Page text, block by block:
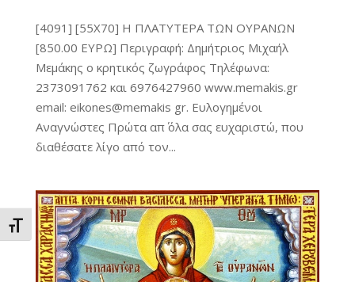
Εναλλαγή Μεγέθους Γραμμάτων
[4091] [55Χ70] Η ΠΛΑΤΥΤΕΡΑ ΤΩΝ ΟΥΡΑΝΩΝ
[850.00 ΕΥΡΩ] Περιγραφή: Δημήτριος Μιχαήλ
Μεμάκης ο κρητικός ζωγράφος Τηλέφωνα:
2373091762 και 6976427960 www.memakis.gr
email: eikones@memakis gr. Ευλογημένοι
Αναγνώστες Πρώτα απ΄ όλα σας ευχαριστώ, που
διαθέσατε λίγο από τον...